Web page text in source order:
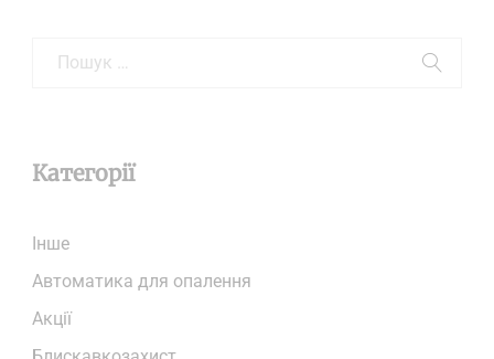
Категорії
Iнше
Автоматика для опалення
Акції